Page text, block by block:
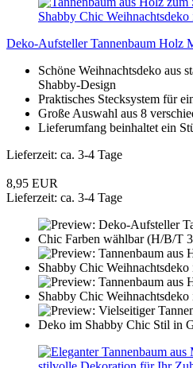
Deko-Aufsteller Tannenbaum Holz
Schöne Weihnachtsdeko aus
Shabby-Design
Praktisches Stecksystem für
Große Auswahl aus 8
Lieferumfang beinhaltet ein
Lieferzeit: ca. 3-4 Tage
8,95 EUR
Lieferzeit: ca. 3-4 Tage